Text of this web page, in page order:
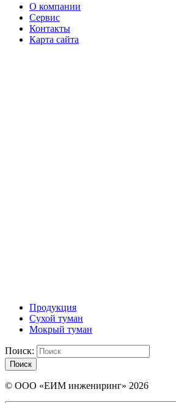
О компании
Сервис
Контакты
Карта сайта
Продукция
Сухой туман
Мокрый туман
Поиск:
Поиск
© ООО «ЕИМ инжениринг» 2026